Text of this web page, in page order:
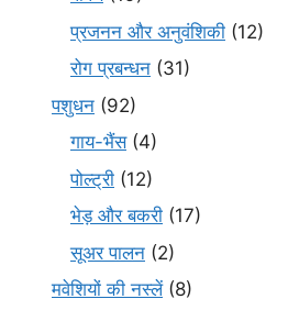
प्रजनन और अनुवंशिकी (12)
रोग प्रबन्धन (31)
पशुधन (92)
गाय-भैंस(4)
पोल्ट्री (12)
भेड़ और बकरी (17)
सूअर पालन (2)
मवेशियों की नस्लें(8)